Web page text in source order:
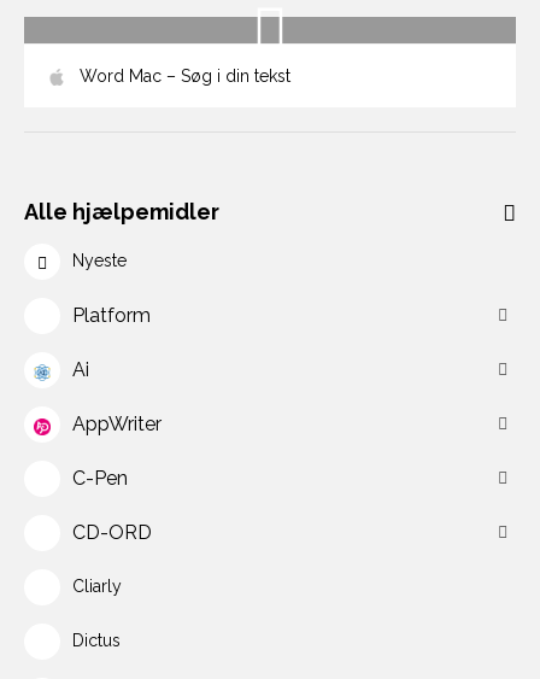
Word Mac – Søg i din tekst
Alle hjælpemidler
Nyeste
Platform
Ai
AppWriter
C-Pen
CD-ORD
Cliarly
Dictus